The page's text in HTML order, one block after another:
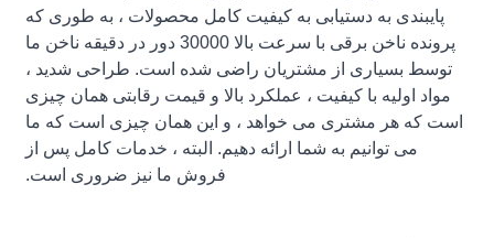
پایبندی به دستیابی به کیفیت کامل محصولات ، به طوری که
پرونده ناخن برقی با سرعت بالا 30000 دور در دقیقه ناخن ما
توسط بسیاری از مشتریان راضی شده است. طراحی شدید ،
مواد اولیه با کیفیت ، عملکرد بالا و قیمت رقابتی همان چیزی
است که هر مشتری می خواهد ، و این همان چیزی است که ما
می توانیم به شما ارائه دهیم. البته ، خدمات کامل پس از
فروش ما نیز ضروری است.